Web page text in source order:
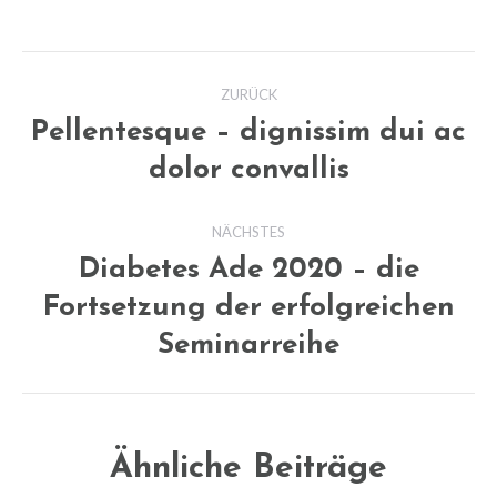
Kommentarnavigation
ZURÜCK
Vorheriger
Beitrag:
Pellentesque – dignissim dui ac
dolor convallis
NÄCHSTES
Nächster
Beitrag:
Diabetes Ade 2020 – die
Fortsetzung der erfolgreichen
Seminarreihe
Ähnliche Beiträge